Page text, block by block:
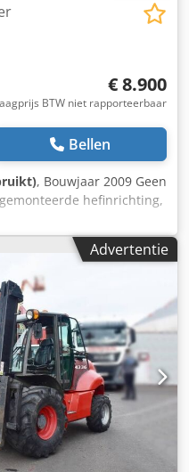
€ 8.900
BTW niet rapporteerbaar
Bellen
, Bouwjaar 2009 Geen
hefinrichting,
aandrijving, direct
foto's. Bij voorkeur
Chjdpfx Acewvf Avs
beschrijving
Advertentie